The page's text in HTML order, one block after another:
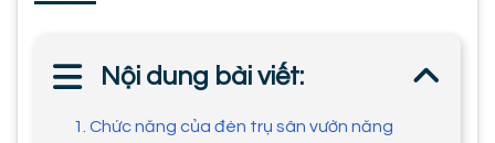
Nội dung bài viết:
1. Chức năng của đèn trụ sân vườn năng